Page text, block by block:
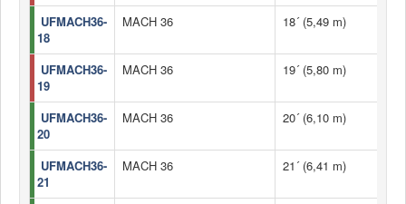
UFMACH36-
18
MACH 36 18´ (5,49 m)
UFMACH36-
19
MACH 36 19´ (5,80 m)
UFMACH36-
20
MACH 36 20´ (6,10 m)
UFMACH36-
21
MACH 36 21´ (6,41 m)